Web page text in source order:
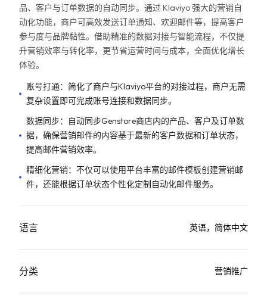
品、客户与订单数据的自动同步。通过 Klaviyo 强大的营销自
动化功能，商户可高效发送订单通知、欢迎邮件等，提高客户
参与度与品牌黏性。借助精准的数据对接与智能流程，不仅提
升营销效率与转化率，更节省运营时间与成本，全面优化增长
体验。
账号打通：简化了商户与Klaviyo平台的对接过程，商户无需
复杂设置即可完成账号连接和数据同步。
数据同步：自动同步Genstore商店内的产品、客户及订单数
据，确保营销邮件的内容基于最新的客户数据和订单状态，
提高邮件营销效率。
精细化营销：不仅可以使用平台丰富的邮件模板创建营销邮
件，还能根据订单状态个性化定制自动化邮件服务。
语言 英语，简体中文
分类 营销推广